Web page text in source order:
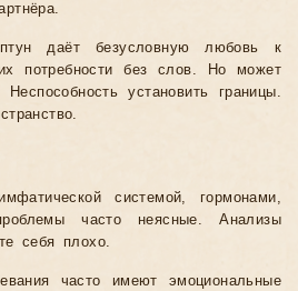
даёт безусловную любовь к
потребности без слов. Но может
установить границы.
системой, гормонами,
часто неясные. Анализы
себя плохо.
часто имеют эмоциональные